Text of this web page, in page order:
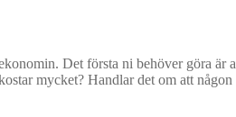
Det första ni behöver göra
mycket? Handlar det om att